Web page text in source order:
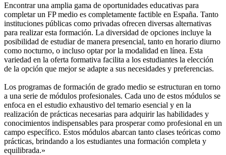
Encontrar una amplia gama de oportunidades educativas para
completar un FP medio es completamente factible en España. Tanto
instituciones públicas como privadas ofrecen diversas alternativas
para realizar esta formación. La diversidad de opciones incluye la
posibilidad de estudiar de manera presencial, tanto en horario diurno
como nocturno, o incluso optar por la modalidad en línea. Esta
variedad en la oferta formativa facilita a los estudiantes la elección
de la opción que mejor se adapte a sus necesidades y preferencias.
Los programas de formación de grado medio se estructuran en torno
a una serie de módulos profesionales. Cada uno de estos módulos se
enfoca en el estudio exhaustivo del temario esencial y en la
realización de prácticas necesarias para adquirir las habilidades y
conocimientos indispensables para prosperar como profesional en un
campo específico. Estos módulos abarcan tanto clases teóricas como
prácticas, brindando a los estudiantes una formación completa y
equilibrada.»